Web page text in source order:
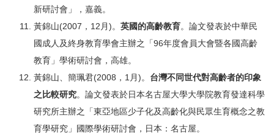
新研討會」，嘉義。
黃錦山(2007，12月)。 英國的高齡教育。論文發表於中華民
國成人及終身教育學會主辦之「96年度會員大會暨各國高齡
教育」學術研討會，高雄。
黃錦山、簡珮君(2008，1月)。 台灣不同世代對高齡者的印象
之比較研究。論文發表於日本名古屋大學大學院教育發達科學
研究所主辦之「東亞地區少子化及高齡化與民眾生育概念之教
育學研究」國際學術研討會，日本：名古屋。